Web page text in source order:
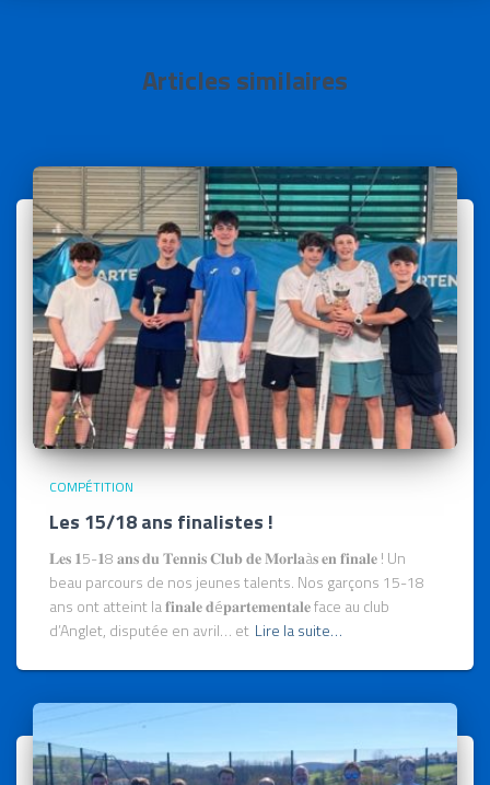
Articles similaires
COMPÉTITION
Les 15/18 ans finalistes !
𝐋𝐞𝐬 𝟏5-𝟏8 𝐚𝐧𝐬 𝐝𝐮 𝐓𝐞𝐧𝐧𝐢𝐬 𝐂𝐥𝐮𝐛 𝐝𝐞 𝐌𝐨𝐫𝐥𝐚à𝐬 𝐞𝐧 𝐟𝐢𝐧𝐚𝐥𝐞 ! Un
beau parcours de nos jeunes talents. Nos garçons 15-18
ans ont atteint la 𝐟𝐢𝐧𝐚𝐥𝐞 𝐝é𝐩𝐚𝐫𝐭𝐞𝐦𝐞𝐧𝐭𝐚𝐥𝐞 face au club
d’Anglet, disputée en avril… et Lire la suite…